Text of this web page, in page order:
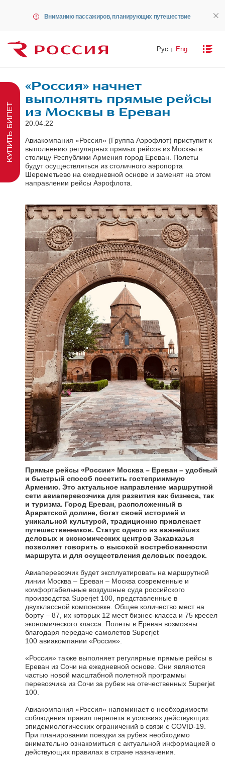
Вниманию пассажиров, планирующих путешествие
Рус Eng
«Россия» начнет
выполнять прямые рейсы
из Москвы в Ереван
20.04.22
Авиакомпания «Россия» (Группа Аэрофлот) приступит к
выполнению регулярных прямых рейсов из Москвы в
столицу Республики Армения город Ереван. Полеты
будут осуществляться из столичного аэропорта
Шереметьево на ежедневной основе и заменят на этом
направлении рейсы Аэрофлота.
Прямые рейсы «России» Москва – Ереван – удобный
и быстрый способ посетить гостеприимную
Армению. Это актуальное направление маршрутной
сети авиаперевозчика для развития как бизнеса, так
и туризма. Город Ереван, расположенный в
Араратской долине, богат своей историей и
уникальной культурой, традиционно привлекает
путешественников. Статус одного из важнейших
деловых и экономических центров Закавказья
позволяет говорить о высокой востребованности
маршрута и для осуществления деловых поездок.
Авиаперевозчик будет эксплуатировать на маршрутной
линии Москва – Ереван – Москва современные и
комфортабельные воздушные суда российского
производства Superjet 100, представленные в
двухклассной компоновке. Общее количество мест на
борту – 87, их которых 12 мест бизнес-класса и 75 кресел
экономического класса. Полеты в Ереван возможны
благодаря передаче самолетов Superjet
100 авиакомпании «Россия».
«Россия» также выполняет регулярные прямые рейсы в
Ереван из Сочи на ежедневной основе. Они являются
частью новой масштабной полетной программы
перевозчика из Сочи за рубеж на отечественных Superjet
100.
Авиакомпания «Россия» напоминает о необходимости
соблюдения правил перелета в условиях действующих
эпидемиологических ограничений в связи с COVID-19.
При планировании поездки за рубеж необходимо
внимательно ознакомиться с актуальной информацией о
действующих правилах в стране назначения.
КУПИТЬ БИЛЕТ